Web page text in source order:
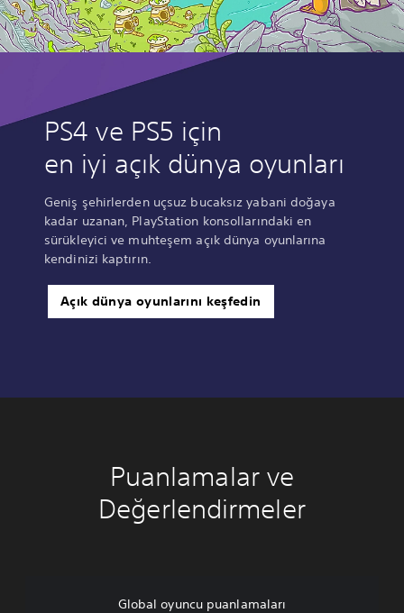
PS4 ve PS5 için
en iyi açık dünya oyunları
Geniş şehirlerden uçsuz bucaksız yabani doğaya
kadar uzanan, PlayStation konsollarındaki en
sürükleyici ve muhteşem açık dünya oyunlarına
kendinizi kaptırın.
Açık dünya oyunlarını keşfedin
Puanlamalar ve
Değerlendirmeler
Global oyuncu puanlamaları